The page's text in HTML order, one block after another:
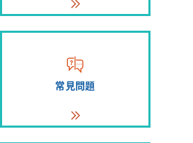
常見問題